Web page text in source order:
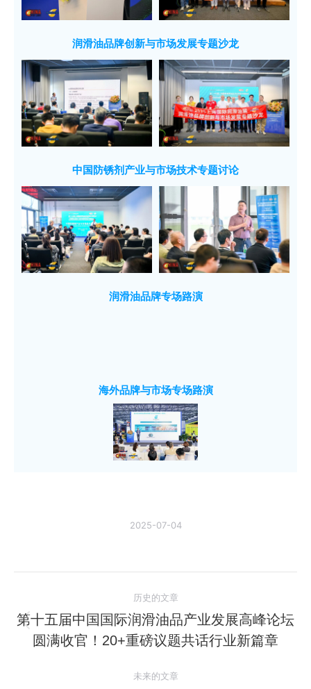
润滑油品牌创新与市场发展专题沙龙
中国防锈剂产业与市场技术专题讨论
润滑油品牌专场路演
海外品牌与市场专场路演
2025-07-04
章
导
历史的文章
历
史
第十五届中国国际润滑油品产业发展高峰论坛
圆满收官！20+重磅议题共话行业新篇章
未来的文章